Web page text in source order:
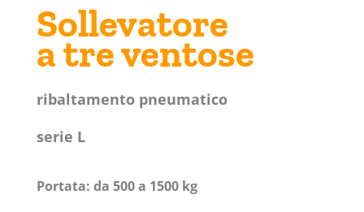
Sollevatore
a tre ventose
ribaltamento pneumatico
serie L
Portata: da 500 a 1500 kg